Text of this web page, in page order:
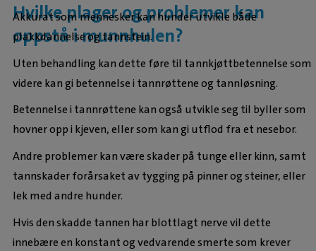
Hvilke plager og problemer kan
oppstå i munnhulen?
Akkurat som mennesker kan hunder utvikle både
plakkdannelse og tannstein.
Uten behandling kan dette føre til tannkjøttbetennelse som
videre kan gi betennelse i tannrøttene og tannløsning.
Betennelse i tannrøttene kan også utvikle seg til byller som
hovner opp i kjeven, eller som kan gi utflod fra et nesebor.
Andre problemer kan være skader på tunge eller kinn, samt
tannskader forårsaket av tygging på pinner og steiner, eller
lek med andre hunder.
Hvis den skadde tannen har blottlagt nerve vil dette
innebære en konstant og vedvarende smerte som krever